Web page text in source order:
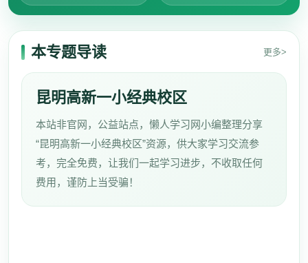
本专题导读 更多>
昆明高新一小经典校区
本站非官网，公益站点，懒人学习网小编整理分享
“昆明高新一小经典校区”资源，供大家学习交流参
考，完全免费，让我们一起学习进步，不收取任何
费用，谨防上当受骗！